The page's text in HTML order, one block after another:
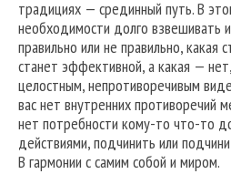
традициях — срединный путь. В
необходимости долго взвешивать
правильно или не правильно, какая
станет эффективной, а какая —
целостным, непротиворечивым
вас нет внутренних противоречий
нет потребности кому-то что-то
действиями, подчинить или
В гармонии с самим собой и миром.